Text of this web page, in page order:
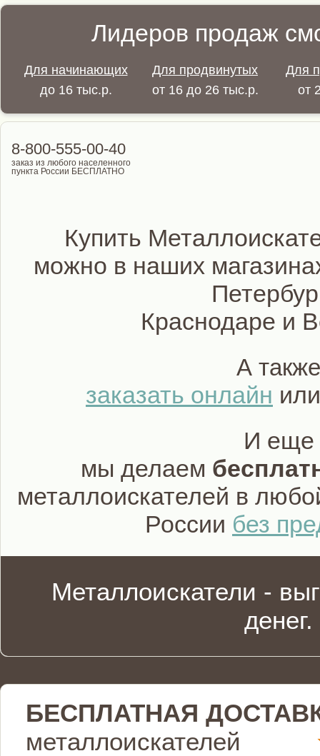
Лидеров продаж
Для начинающих
до 16 тыс.р.
Для продвинутых
от 16 до 26 тыс.р.
Для
от
8-800-555-00-40
заказ из любого населенного
пункта России БЕСПЛАТНО
Купить
можно в наших
Краснодаре и
А также
заказать онлайн
И еще
мы делаем
металлоискателей в
России без
Металлоискатели -
денег.
БЕСПЛАТНАЯ
металлоискателей